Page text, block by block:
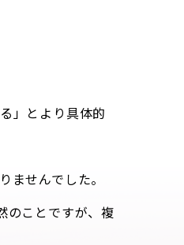
」とより具体的
せんでした。
のことですが、複